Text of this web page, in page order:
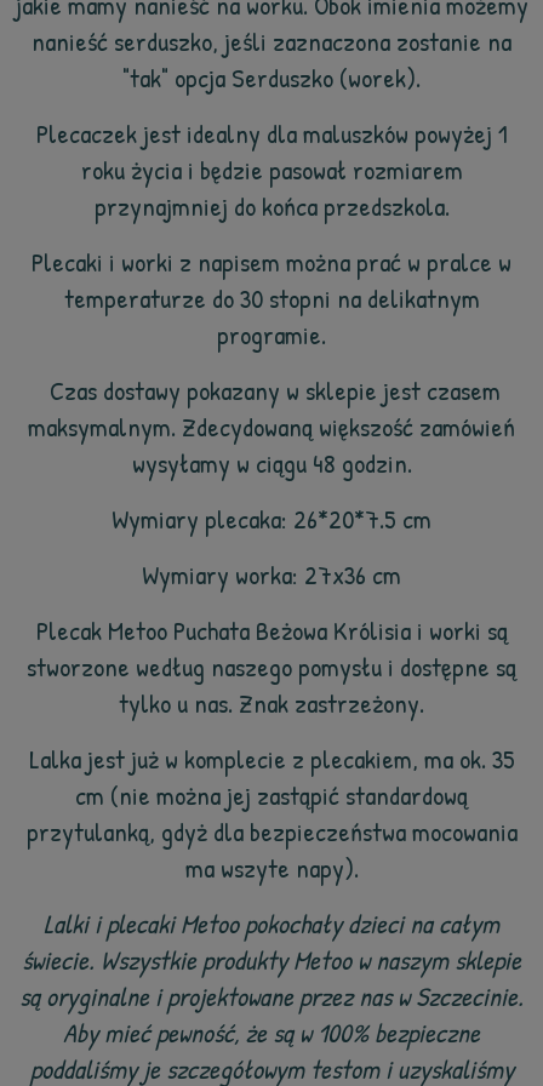
nanieść serduszko, jeśli zaznaczona zostanie na
"tak" opcja Serduszko (worek).
Plecaczek jest idealny dla maluszków powyżej 1
roku życia i będzie pasował rozmiarem
przynajmniej do końca przedszkola.
Plecaki i worki z napisem można prać w pralce w
temperaturze do 30 stopni na delikatnym
programie.
Czas dostawy pokazany w sklepie jest czasem
maksymalnym. Zdecydowaną większość zamówień
wysyłamy w ciągu 48 godzin.
Wymiary plecaka: 26*20*7.5 cm
Wymiary worka: 27x36 cm
Plecak Metoo Puchata Beżowa Królisia i worki są
stworzone według naszego pomysłu i dostępne są
tylko u nas. Znak zastrzeżony.
Lalka jest już w komplecie z plecakiem, ma ok. 35
cm (nie można jej zastąpić standardową
przytulanką, gdyż dla bezpieczeństwa mocowania
ma wszyte napy).
Lalki i plecaki Metoo pokochały dzieci na całym
świecie. Wszystkie produkty Metoo w naszym sklepie
są oryginalne i projektowane przez nas w Szczecinie.
Aby mieć pewność, że są w 100% bezpieczne
poddaliśmy je szczegółowym testom i uzyskaliśmy